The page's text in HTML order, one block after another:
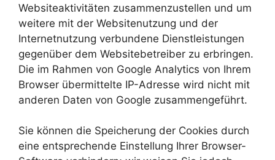
Websiteaktivitäten zusammenzustellen und um
weitere mit der Websitenutzung und der
Internetnutzung verbundene Dienstleistungen
gegenüber dem Websitebetreiber zu erbringen.
Die im Rahmen von Google Analytics von Ihrem
Browser übermittelte IP-Adresse wird nicht mit
anderen Daten von Google zusammengeführt.
Sie können die Speicherung der Cookies durch
eine entsprechende Einstellung Ihrer Browser-